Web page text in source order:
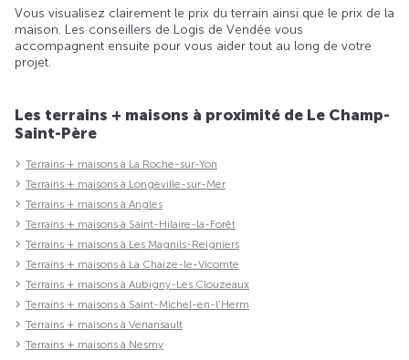
Vous visualisez clairement le prix du terrain ainsi que le prix de la
maison. Les conseillers de Logis de Vendée vous
accompagnent ensuite pour vous aider tout au long de votre
projet.
Les terrains + maisons à proximité de Le Champ-
Saint-Père
Terrains + maisons à La Roche-sur-Yon
Terrains + maisons à Longeville-sur-Mer
Terrains + maisons à Angles
Terrains + maisons à Saint-Hilaire-la-Forêt
Terrains + maisons à Les Magnils-Reigniers
Terrains + maisons à La Chaize-le-Vicomte
Terrains + maisons à Aubigny-Les Clouzeaux
Terrains + maisons à Saint-Michel-en-l'Herm
Terrains + maisons à Venansault
Terrains + maisons à Nesmy